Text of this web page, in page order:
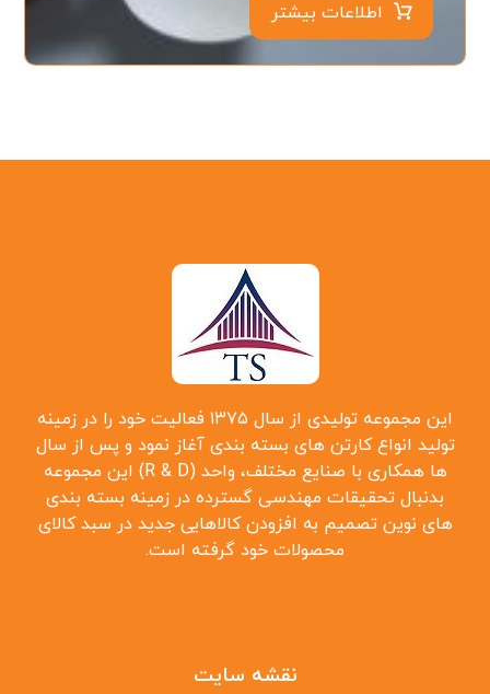
اطلاعات بیشتر
این مجموعه تولیدی از سال ۱۳۷۵ فعالیت خود را در زمینه
تولید انواع کارتن ‌های بسته بندی آغاز نمود و پس از سال
‌ها همکاری با صنایع مختلف، واحد (R & D) این مجموعه
بدنبال تحقیقات مهندسی گسترده در زمینه بسته بندی
‌های نوین تصمیم به افزودن کالاهایی جدید در سبد کالای
محصولات خود گرفته است.
نقشه سایت